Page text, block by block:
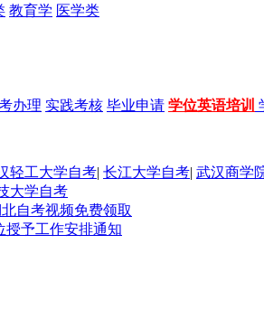
教育学 医学类
办理 实践考核 毕业申请 学位英语培训
轻工大学自考| 长江大学自考| 武汉商学
大学自考
授予工作安排通知